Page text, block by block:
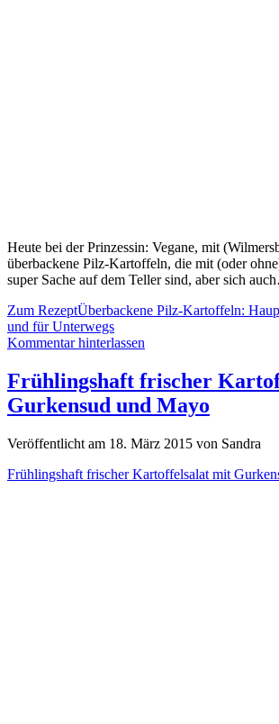
Heute bei der Prinzessin: Vegane, mit
überbackene Pilz-Kartoffeln, die mit (oder
super Sache auf dem Teller sind, aber sich
Zum RezeptÜberbackene Pilz-Kartoffeln:
und für Unterwegs
Kommentar hinterlassen
Frühlingshaft frischer
Gurkensud und Mayo
Veröffentlicht am 18. März 2015 von Sandra
Frühlingshaft frischer Kartoffelsalat mit